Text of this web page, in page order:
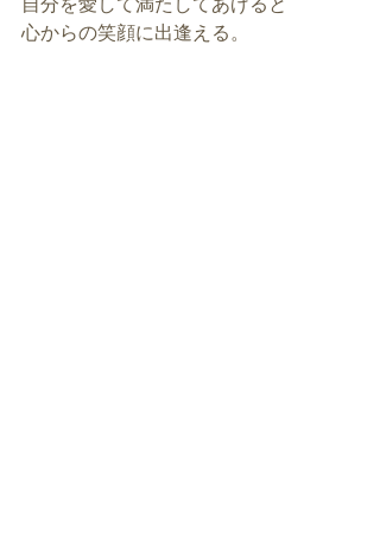
自分を愛して満たしてあげると
心からの笑顔に出逢える。